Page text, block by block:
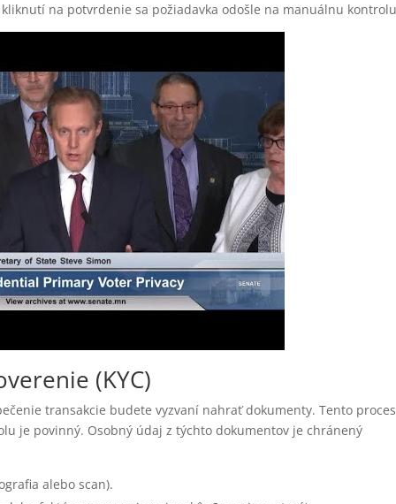
na potvrdenie sa požiadavka odošle na manuálnu
(KYC)
transakcie budete vyzvaní nahrať dokumenty. Tento
je povinný. Osobný údaj z týchto dokumentov je chránený
alebo scan).